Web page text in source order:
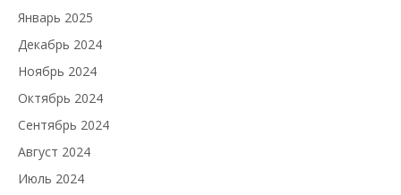
Январь 2025
Декабрь 2024
Ноябрь 2024
Октябрь 2024
Сентябрь 2024
Август 2024
Июль 2024